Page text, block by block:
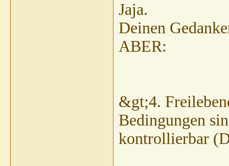
Jaja.
Deinen
ABER:
&gt;4.
Bedingungen
kontrollierbar